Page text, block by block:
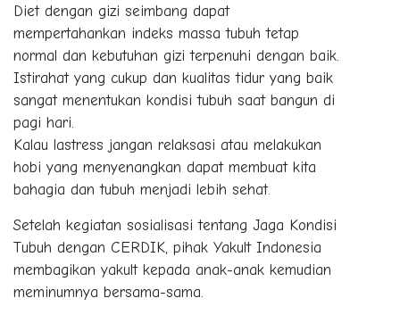
Diet dengan gizi seimbang dapat
mempertahankan indeks massa tubuh tetap
normal dan kebutuhan gizi terpenuhi dengan baik.
Istirahat yang cukup dan kualitas tidur yang baik
sangat menentukan kondisi tubuh saat bangun di
pagi hari.
Kalau lastress jangan relaksasi atau melakukan
hobi yang menyenangkan dapat membuat kita
bahagia dan tubuh menjadi lebih sehat.
Setelah kegiatan sosialisasi tentang Jaga Kondisi
Tubuh dengan CERDIK, pihak Yakult Indonesia
membagikan yakult kepada anak-anak kemudian
meminumnya bersama-sama.